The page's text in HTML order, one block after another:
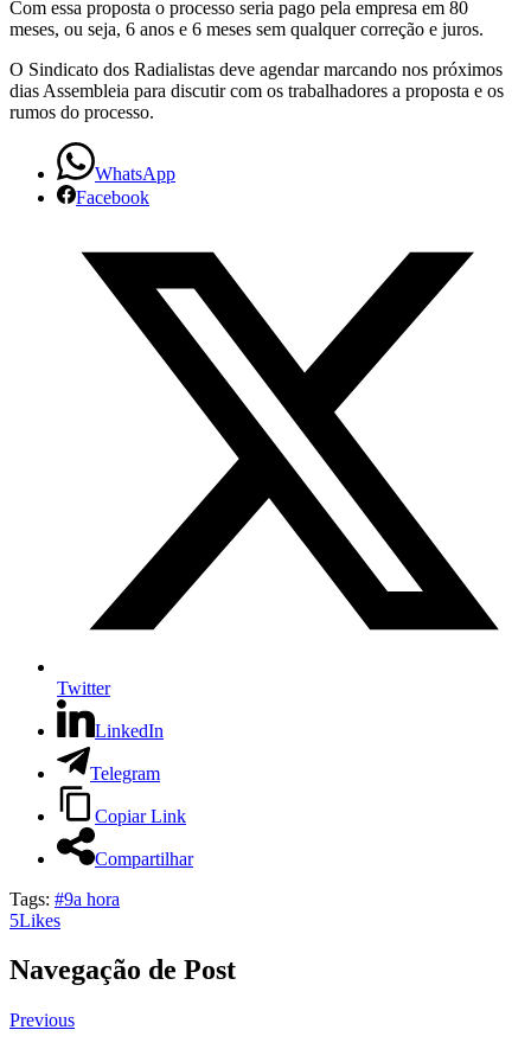
Com essa proposta o processo seria pago pela empresa em 80
meses, ou seja, 6 anos e 6 meses sem qualquer correção e juros.
O Sindicato dos Radialistas deve agendar marcando nos próximos
dias Assembleia para discutir com os trabalhadores a proposta e os
rumos do processo.
WhatsApp
Facebook
Twitter
LinkedIn
Telegram
Copiar Link
Compartilhar
Tags: #9a hora
5Likes
Navegação de Post
Previous